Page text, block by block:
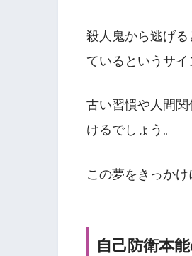
殺人鬼から逃げ
ているというサイ
古い習慣や人間
けるでしょう。
この夢をきっか
自己防衛本